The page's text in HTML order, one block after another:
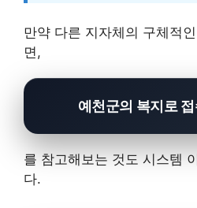
만약 다른 지자체의 구체적
면,
예천군의 복지로
를 참고해보는 것도 시스템
다.